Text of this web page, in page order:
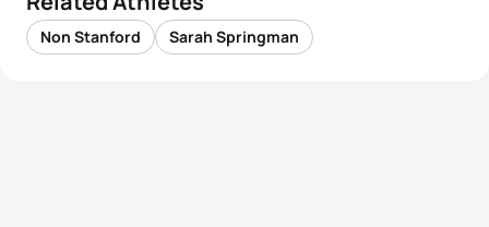
Non Stanford Sarah Springman